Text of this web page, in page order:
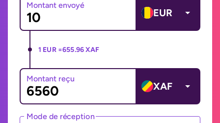
Montant envoyé
EUR
1 EUR =655.96 XAF
Montant reçu
XAF
Mode de réception